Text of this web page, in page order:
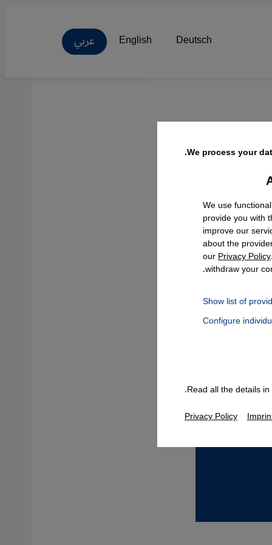
Deutsch
English عربي
We process your
We use
provide you with
improve our
about the
ourPrivacy Policy
withdraw your
Show list of
Google Maps Embed, Google Tag Manager, Instagram
Configure
Read all the details
Privacy Policy